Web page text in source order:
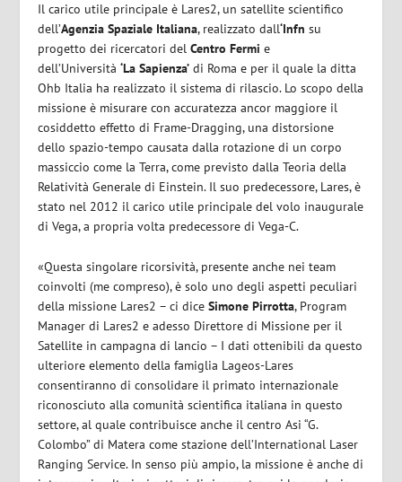
Il carico utile principale è Lares2, un satellite scientifico
dell’Agenzia Spaziale Italiana, realizzato dall‘Infn su
progetto dei ricercatori delCentro Fermi e
dell’Università‘La Sapienza’ di Roma e per il quale la ditta
Ohb Italia ha realizzato il sistema di rilascio. Lo scopo della
missione è misurare con accuratezza ancor maggiore il
cosiddetto effetto di Frame-Dragging, una distorsione
dello spazio-tempo causata dalla rotazione di un corpo
massiccio come la Terra, come previsto dalla Teoria della
Relatività Generale di Einstein. Il suo predecessore, Lares, è
stato nel 2012 il carico utile principale del volo inaugurale
di Vega, a propria volta predecessore di Vega-C.
«Questa singolare ricorsività, presente anche nei team
coinvolti (me compreso), è solo uno degli aspetti peculiari
della missione Lares2 – ci diceSimone Pirrotta, Program
Manager di Lares2 e adesso Direttore di Missione per il
Satellite in campagna di lancio – I dati ottenibili da questo
ulteriore elemento della famiglia Lageos-Lares
consentiranno di consolidare il primato internazionale
riconosciuto alla comunità scientifica italiana in questo
settore, al quale contribuisce anche il centro Asi “G.
Colombo” di Matera come stazione dell’International Laser
Ranging Service. In senso più ampio, la missione è anche di